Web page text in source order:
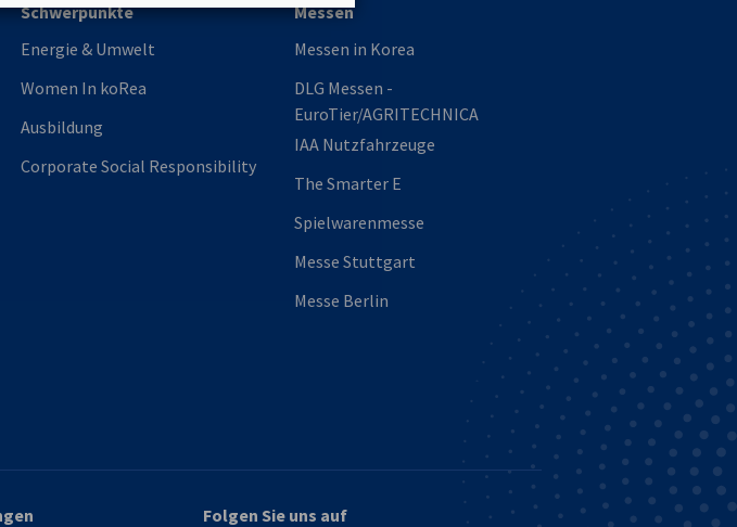
Schwerpunkte
Energie & Umwelt
Women In koRea
Ausbildung
Corporate Social Responsibility
Messen
Messen in Korea
DLG Messen -
EuroTier/AGRITECHNICA
IAA Nutzfahrzeuge
The Smarter E
Spielwarenmesse
Messe Stuttgart
Messe Berlin
Folgen Sie uns auf